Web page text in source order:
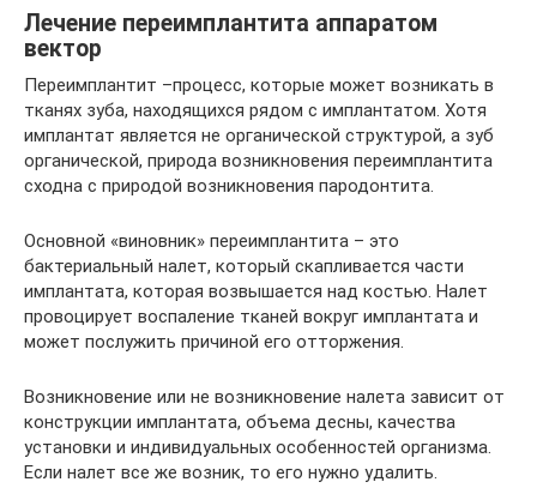
Лечение переимплантита аппаратом
вектор
Переимплантит –процесс, которые может возникать в
тканях зуба, находящихся рядом с имплантатом. Хотя
имплантат является не органической структурой, а зуб
органической, природа возникновения переимплантита
сходна с природой возникновения пародонтита.
Основной «виновник» переимплантита – это
бактериальный налет, который скапливается части
имплантата, которая возвышается над костью. Налет
провоцирует воспаление тканей вокруг имплантата и
может послужить причиной его отторжения.
Возникновение или не возникновение налета зависит от
конструкции имплантата, объема десны, качества
установки и индивидуальных особенностей организма.
Если налет все же возник, то его нужно удалить.